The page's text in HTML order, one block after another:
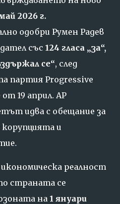
2026 г.
одобри Румен Радев
със 124 гласа „за“,
се“, след
партия Progressive
19 април. AP
идва с обещание за
и
икономическа реалност
страната се
на 1 януари